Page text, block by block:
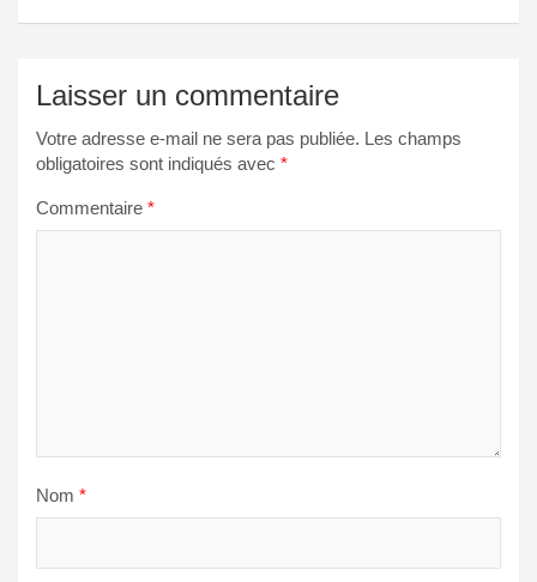
Laisser un commentaire
Votre adresse e-mail ne sera pas publiée. Les champs
obligatoires sont indiqués avec *
Commentaire *
Nom *